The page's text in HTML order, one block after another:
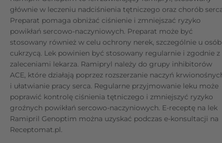
głównie w leczeniu nadciśnienia tętniczego oraz chorób
Preparat pomaga obniżać ciśnienie i zmniejszać ryzyko
powikłań sercowo-naczyniowych. Preparat może być
stosowany również w celu ochrony nerek, szczególnie u
cukrzycą. Lek powinien być stosowany regularnie i zgodnie z
zaleceniami lekarza. Ramipryl należy do grupy inhibitorów
ACE, które działają poprzez rozszerzanie naczyń
i ułatwianie pracy serca. Regularne przyjmowanie leku może
poprawić kontrolę ciśnienia tętniczego i zmniejszyć ryzyko
groźnych powikłań sercowo-naczyniowych. E-receptę na lek
Ramipril Genoptim można uzyskać podczas e-konsultacji na
Receptomat.pl.